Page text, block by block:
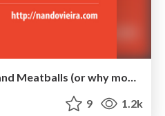
JavaScript, Spaghetti, and Meatballs (or why modularity matters)
9 1.2k